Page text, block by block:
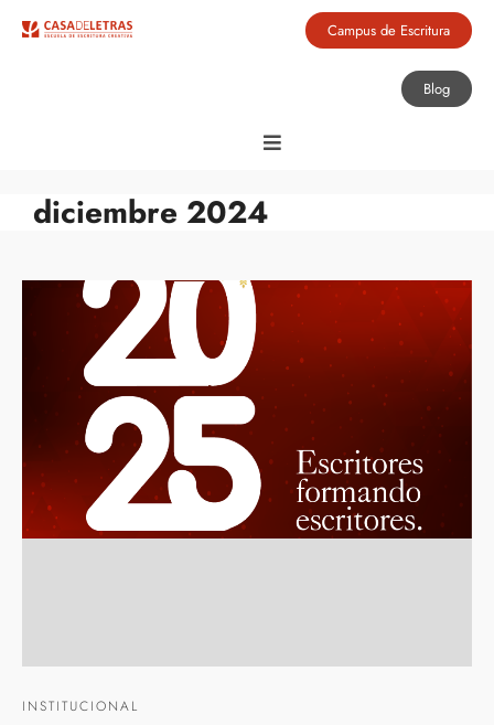
Campus de Escritura
Blog
diciembre 2024
INSTITUCIONAL